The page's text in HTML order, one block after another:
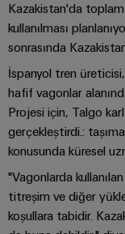
üreticileri
Cihazlar
için
yenilikçi
çözümleri
Demiryolu
Demiryolu
iklim
dostu
mobilite
için
DC
mikro
şebekeleri
5G
Single
Pair
Ethernet
u-
ve
PCB
kutu
sistemleri
ve
bileşenleri
Kablo
kablo
montajları
Hızlı
Teslimat
Hizmeti
ve
dijital
Sayılarla
Gerçekler
İnsan
Uyum
Satış
Birlikte
Geleceğe
Haberler
&
Basında
Biz
Kariyer
Kazakistan'da
kullanılması
sonrasında
İspanyol tren
hafif vagonlar
Projesi için, Talgo
gerçekleştirdi.:
konusunda küresel
"Vagonlarda
titreşim ve diğer
koşullara tabidir.